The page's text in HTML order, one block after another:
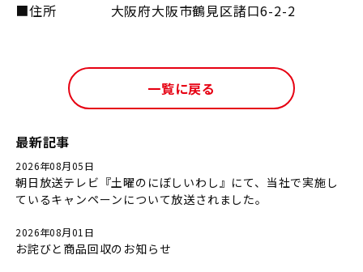
■住所 大阪府大阪市鶴見区諸口6-2-2
一覧に戻る
最新記事
2026年08月05日
朝日放送テレビ『土曜のにぼしいわし』にて、当社で実施し
ているキャンペーンについて放送されました。
2026年08月01日
お詫びと商品回収のお知らせ